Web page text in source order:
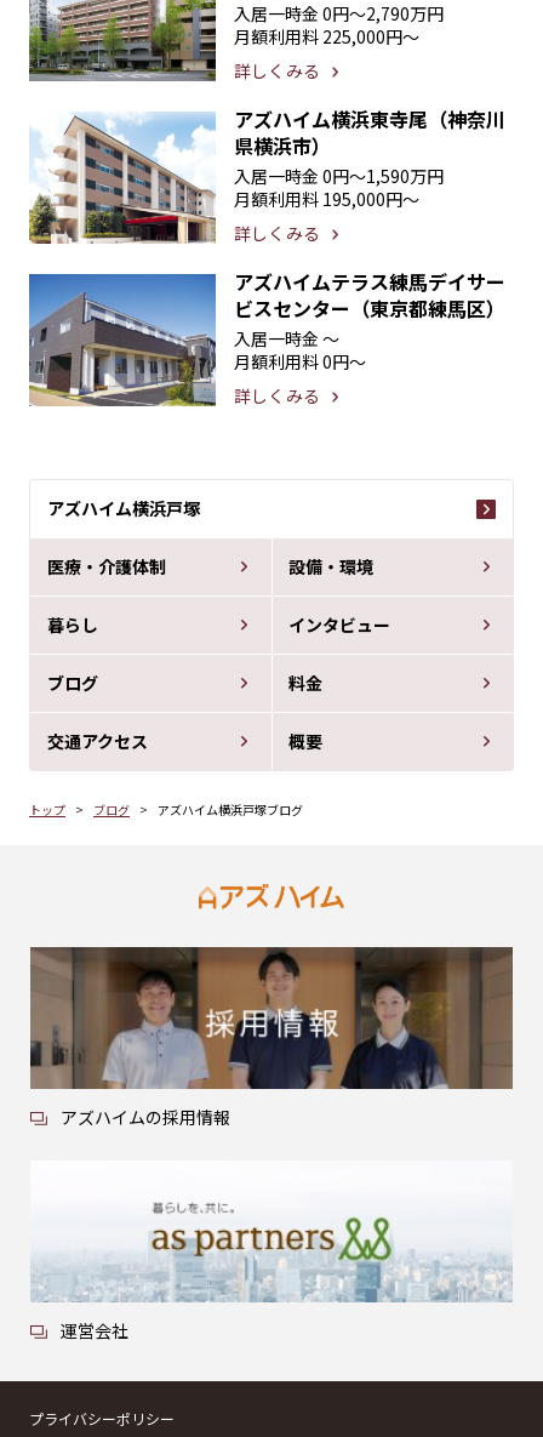
アズハイム横浜戸塚
医療・介護体制 設備・環境
暮らし インタビュー
ブログ 料金
交通アクセス 概要
トップ ブログ アズハイム横浜戸塚ブログ
入居一時金 0円〜2,790万円
月額利用料 225,000円〜
詳しくみる
アズハイム横浜東寺尾（神奈川
県横浜市）
入居一時金 0円〜1,590万円
月額利用料 195,000円〜
詳しくみる
アズハイムテラス練馬デイサー
ビスセンター（東京都練馬区）
入居一時金 〜
月額利用料0円〜
詳しくみる
アズハイムの採用情報
運営会社
プライバシーポリシー